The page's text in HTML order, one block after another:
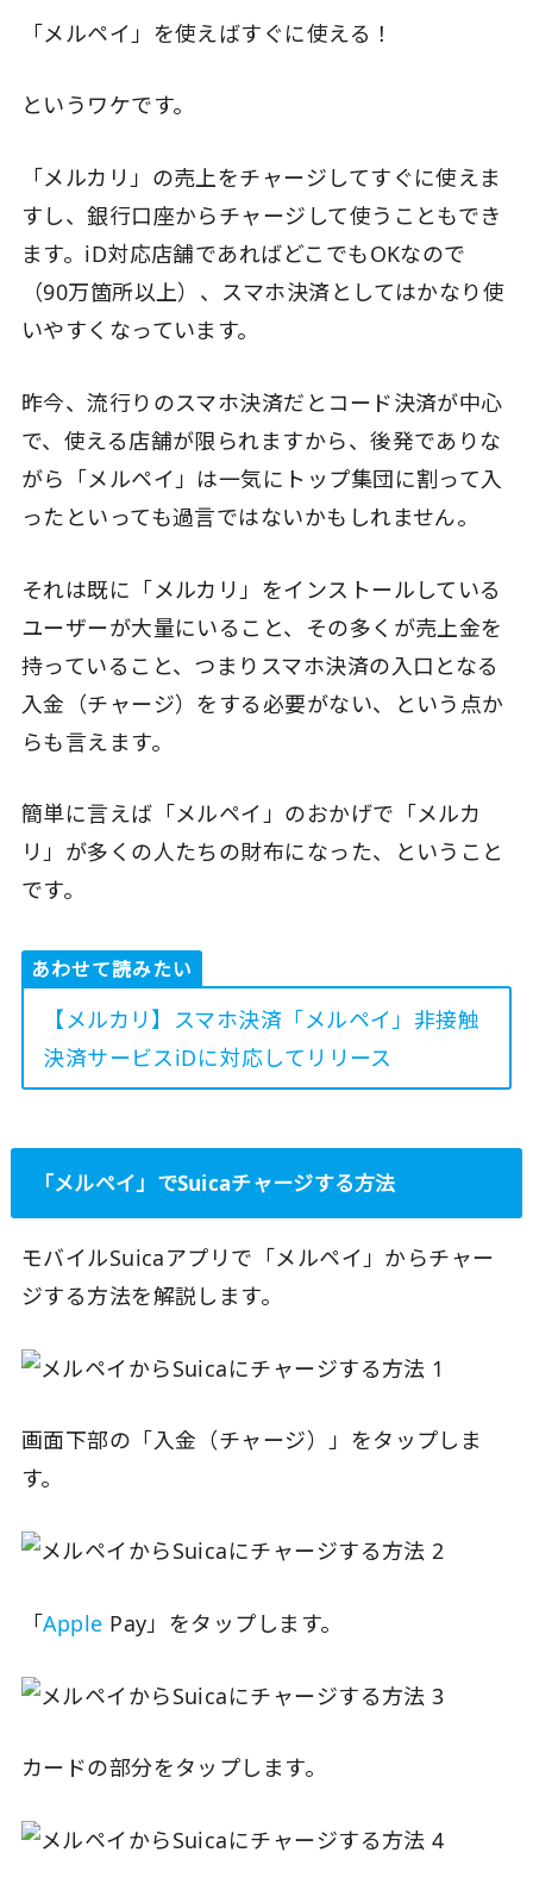
「メルペイ」を使えばすぐに使える！
というワケです。
「メルカリ」の売上をチャージしてすぐに使えま
すし、銀行口座からチャージして使うこともでき
ます。iD対応店舗であればどこでもOKなので
（90万箇所以上）、スマホ決済としてはかなり使
いやすくなっています。
昨今、流行りのスマホ決済だとコード決済が中心
で、使える店舗が限られますから、後発でありな
がら「メルペイ」は一気にトップ集団に割って入
ったといっても過言ではないかもしれません。
それは既に「メルカリ」をインストールしている
ユーザーが大量にいること、その多くが売上金を
持っていること、つまりスマホ決済の入口となる
入金（チャージ）をする必要がない、という点か
らも言えます。
簡単に言えば「メルペイ」のおかげで「メルカ
リ」が多くの人たちの財布になった、ということ
です。
あわせて読みたい
【メルカリ】スマホ決済「メルペイ」非接触
決済サービスiDに対応してリリース
「メルペイ」でSuicaチャージする方法
モバイルSuicaアプリで「メルペイ」からチャー
ジする方法を解説します。
画面下部の「入金（チャージ）」をタップしま
す。
「Apple Pay」をタップします。
カードの部分をタップします。